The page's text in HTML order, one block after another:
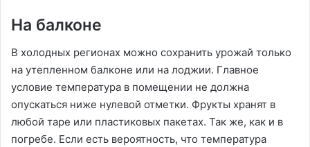
На балконе
В холодных регионах можно сохранить урожай только
на утепленном балконе или на лоджии. Главное
условие температура в помещении не должна
опускаться ниже нулевой отметки. Фрукты хранят в
любой таре или пластиковых пакетах. Так же, как и в
погребе. Если есть вероятность, что температура